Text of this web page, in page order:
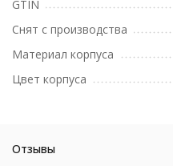
GTIN
Снят с производства
Материал корпуса
Цвет корпуса
Отзывы